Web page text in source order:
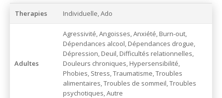
Therapies Individuelle, Ado
Adultes
Agressivité, Angoisses, Anxiété, Burn-out,
Dépendances alcool, Dépendances drogue,
Dépression, Deuil, Difficultés relationnelles,
Douleurs chroniques, Hypersensibilité,
Phobies, Stress, Traumatisme, Troubles
alimentaires, Troubles de sommeil, Troubles
psychotiques, Autre